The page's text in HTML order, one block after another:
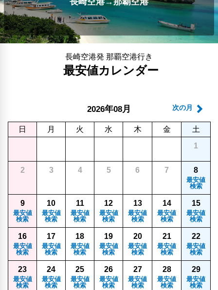
長崎空港発 那覇空港行き
最安値カレンダー
次の月
2026年08月
日 月 火 水 木 金
土
1
2 3 4 5 6 7 8
最安値
検索
9
最安値
検索
10
最安値
検索
11
最安値
検索
12
最安値
検索
13
最安値
検索
14
最安値
検索
15
最安値
検索
16
最安値
検索
17
最安値
検索
18
最安値
検索
19
最安値
検索
20
最安値
検索
21
最安値
検索
22
最安値
検索
23
最安値
検索
24
最安値
検索
25
最安値
検索
26
最安値
検索
27
最安値
検索
28
最安値
検索
29
最安値
検索